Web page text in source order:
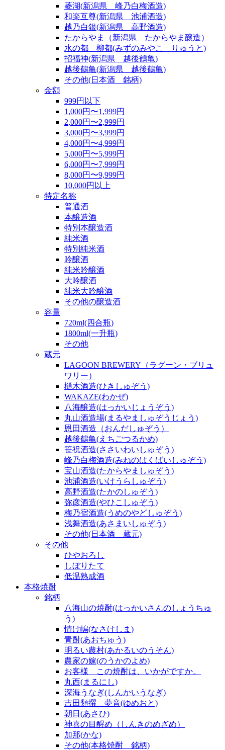
菱湖(新潟県 峰乃白梅酒造)
和楽互尊(新潟県 池浦酒造)
越乃白銀(新潟県 高野酒造)
たからやま（新潟県 たからやま醸造）
水の都 柳都(みずのみやこ りゅうと)
招福神(新潟県 越後鶴亀)
越後鶴亀(新潟県 越後鶴亀)
その他(日本酒 銘柄)
金額
999円以下
1,000円〜1,999円
2,000円〜2,999円
3,000円〜3,999円
4,000円〜4,999円
5,000円〜5,999円
6,000円〜7,999円
8,000円〜9,999円
10,000円以上
特定名称
普通酒
本醸造酒
特別本醸造酒
純米酒
特別純米酒
吟醸酒
純米吟醸酒
大吟醸酒
純米大吟醸酒
その他の醸造酒
容量
720ml(四合瓶)
1800ml(一升瓶)
その他
蔵元
LAGOON BREWERY（ラグーン・ブリュ
ワリー）
樋木酒造(ひきしゅぞう)
WAKAZE(わかぜ)
八海醸造(はっかいじょうぞう)
丸山酒造場(まるやましゅぞうじょう)
恩田酒造（おんだしゅぞう）
越後鶴亀(えちごつるかめ)
笹祝酒造(ささいわいしゅぞう)
峰乃白梅酒造(みねのはくばいしゅぞう)
宝山酒造(たからやましゅぞう)
池浦酒造(いけうらしゅぞう)
高野酒造(たかのしゅぞう)
弥彦酒造(やひこしゅぞう)
梅乃宿酒造(うめのやどしゅぞう)
浅舞酒造(あさまいしゅぞう)
その他(日本酒 蔵元)
その他
ひやおろし
しぼりたて
低温熟成酒
本格焼酎
銘柄
八海山の焼酎(はっかいさんのしょうちゅ
う)
情け嶋(なさけしま)
青酎(あおちゅう)
明るい農村(あかるいのうそん)
農家の嫁(のうかのよめ)
お客様 この焼酎は、いかがですか。
丸西(まるにし)
深海うなぎ(しんかいうなぎ)
吉田類撰 夢音(ゆめおと)
朝日(あさひ)
神喜の目醒め（しんきのめざめ）
加那(かな)
その他(本格焼酎 銘柄)